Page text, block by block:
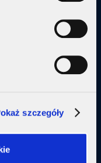
szczegóły